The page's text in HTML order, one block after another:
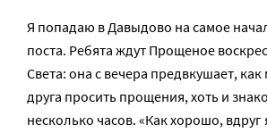
Я попадаю в Давыдово на самое
поста. Ребята ждут Прощеное
Света: она с вечера предвкушает,
друга просить прощения, хоть и
несколько часов. «Как хорошо, вдруг